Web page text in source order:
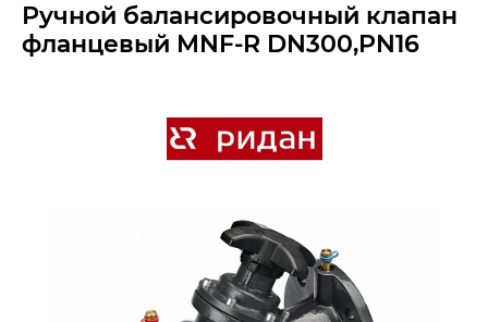
Ручной балансировочный клапан
фланцевый MNF-R DN300,PN16